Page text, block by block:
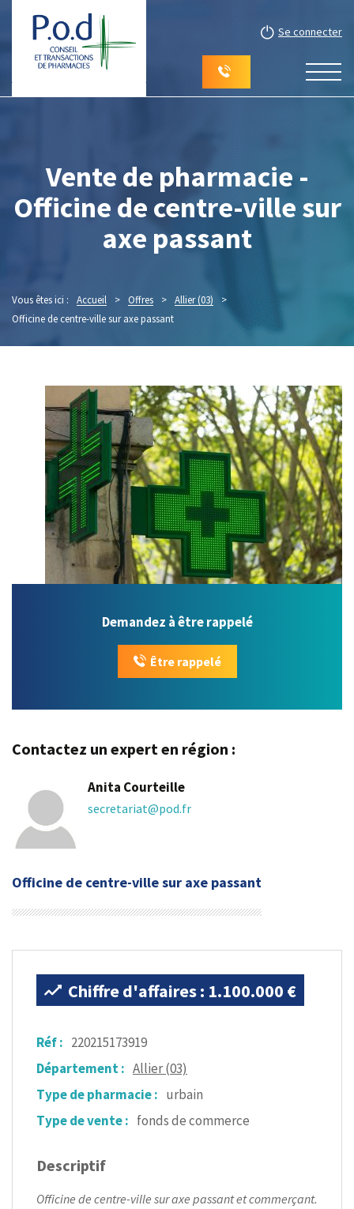
Se connecter
Vente de pharmacie -
Officine de centre-ville sur
axe passant
Vous êtes ici : Accueil > Offres > Allier (03)
>
Officine de centre-ville sur axe passant
Demandez à être rappelé
Être rappelé
Contactez un expert en région :
Anita Courteille
secretariat@pod.fr
Officine de centre-ville sur axe passant
Chiffre d'affaires : 1.100.000 €
Réf : 220215173919
Département : Allier (03)
Type de pharmacie : urbain
Type de vente : fonds de commerce
Descriptif
Officine de centre-ville sur axe passant et commerçant.